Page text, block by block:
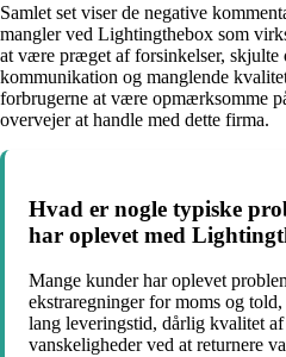
Samlet set viser de negative
mangler ved Lightingthebox som
at være præget af forsinkelser, skjulte
kommunikation og manglende
forbrugerne at være opmærksomme
overvejer at handle med dette firma.
Hvad er nogle typiske
har oplevet med
Mange kunder har oplevet
ekstraregninger for moms og
lang leveringstid, dårlig kvalitet
vanskeligheder ved at returnere